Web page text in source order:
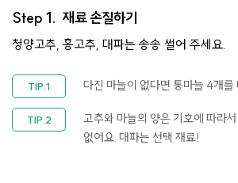
Step 1. 재료 손질하기
청양고추, 홍고추, 대파는 송송 썰어 주세요.
다진 마늘이 없다면 통마늘 4개를
고추와 마늘의 양은 기호에 따라
없어요. 대파는 선택 재료!